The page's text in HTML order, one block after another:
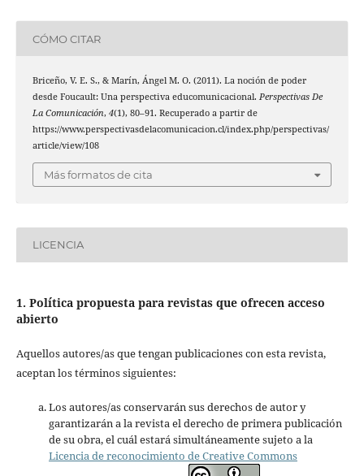
CÓMO CITAR
Briceño, V. E. S., & Marín, Ángel M. O. (2011). La noción de poder
desde Foucault: Una perspectiva educomunicacional. Perspectivas De
La Comunicación, 4(1), 80–91. Recuperado a partir de
https://www.perspectivasdelacomunicacion.cl/index.php/perspectivas/
article/view/108
Más formatos de cita
LICENCIA
1. Política propuesta para revistas que ofrecen acceso
abierto
Aquellos autores/as que tengan publicaciones con esta revista,
aceptan los términos siguientes:
Los autores/as conservarán sus derechos de autor y
garantizarán a la revista el derecho de primera publicación
de su obra, el cuál estará simultáneamente sujeto a la
Licencia de reconocimiento de Creative Commons